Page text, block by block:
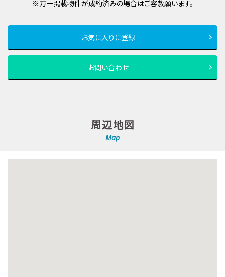
※万一掲載物件が成約済みの場合はご容赦願います。
お気に入りに登録
お問い合わせ
周辺地図
Map